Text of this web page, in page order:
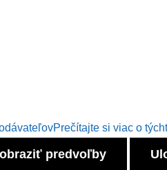
Prečítajte si viac o
predvoľby